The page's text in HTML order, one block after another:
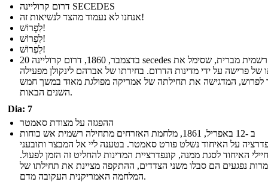
דרום קרוליינה SECEDES
אנחנו לא נעמוד מהצד לנשיאות זה!
לִפְרוֹשׁ!
לִפְרוֹשׁ!
לִפְרוֹשׁ!
20 בדצמבר, 1860, דרום קרוליינה secedes רשמית מברית, שסימל את
של פרישה על ידי מדינות הדרום. בחירתו של אברהם לינקולן מפעילה
לפרוש, המדגישה את תחילתה של אמריקה מפולגת מאוד במשך חמש
השנים הבאות.
Dia: 7
ההפגזה על מצודת סאמטר
ב -12 באפריל, 1861, מלחמת האזרחים מתחילה רשמית אש כוחות
על האיחוד נשלט פורט סאמטר. בטענה ליי אל המבצר ותובעני
חיילי האיחוד לסגת ממנה, קונפדרציית המדינות להחליט זה הזמן לפעול.
נפגעים הם סבלו משני הצדדים, ההתקפה מציינת את תחילתו של
המלחמה האמריקנית העקובה מדם.